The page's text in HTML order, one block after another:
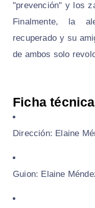
"prevención" y los
Finalmente, la
recuperado y su
de ambos solo
Ficha
Dirección: Elaine
Guion: Elaine